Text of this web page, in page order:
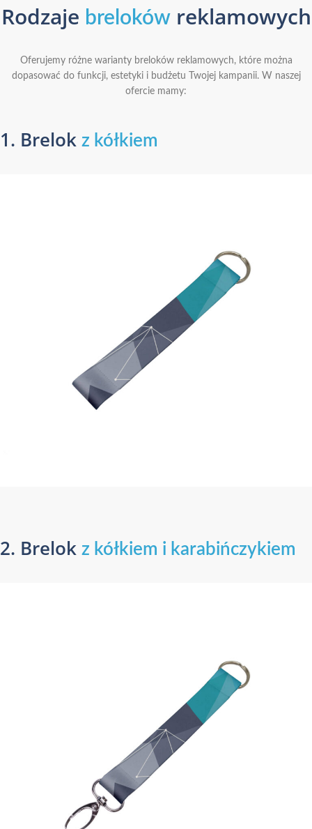
Rodzaje brelokówreklamowych
Oferujemy różne warianty breloków reklamowych, które można
dopasować do funkcji, estetyki i budżetu Twojej kampanii. W naszej
ofercie mamy:
1. Brelok z kółkiem
2. Brelok z kółkiem i karabińczykiem